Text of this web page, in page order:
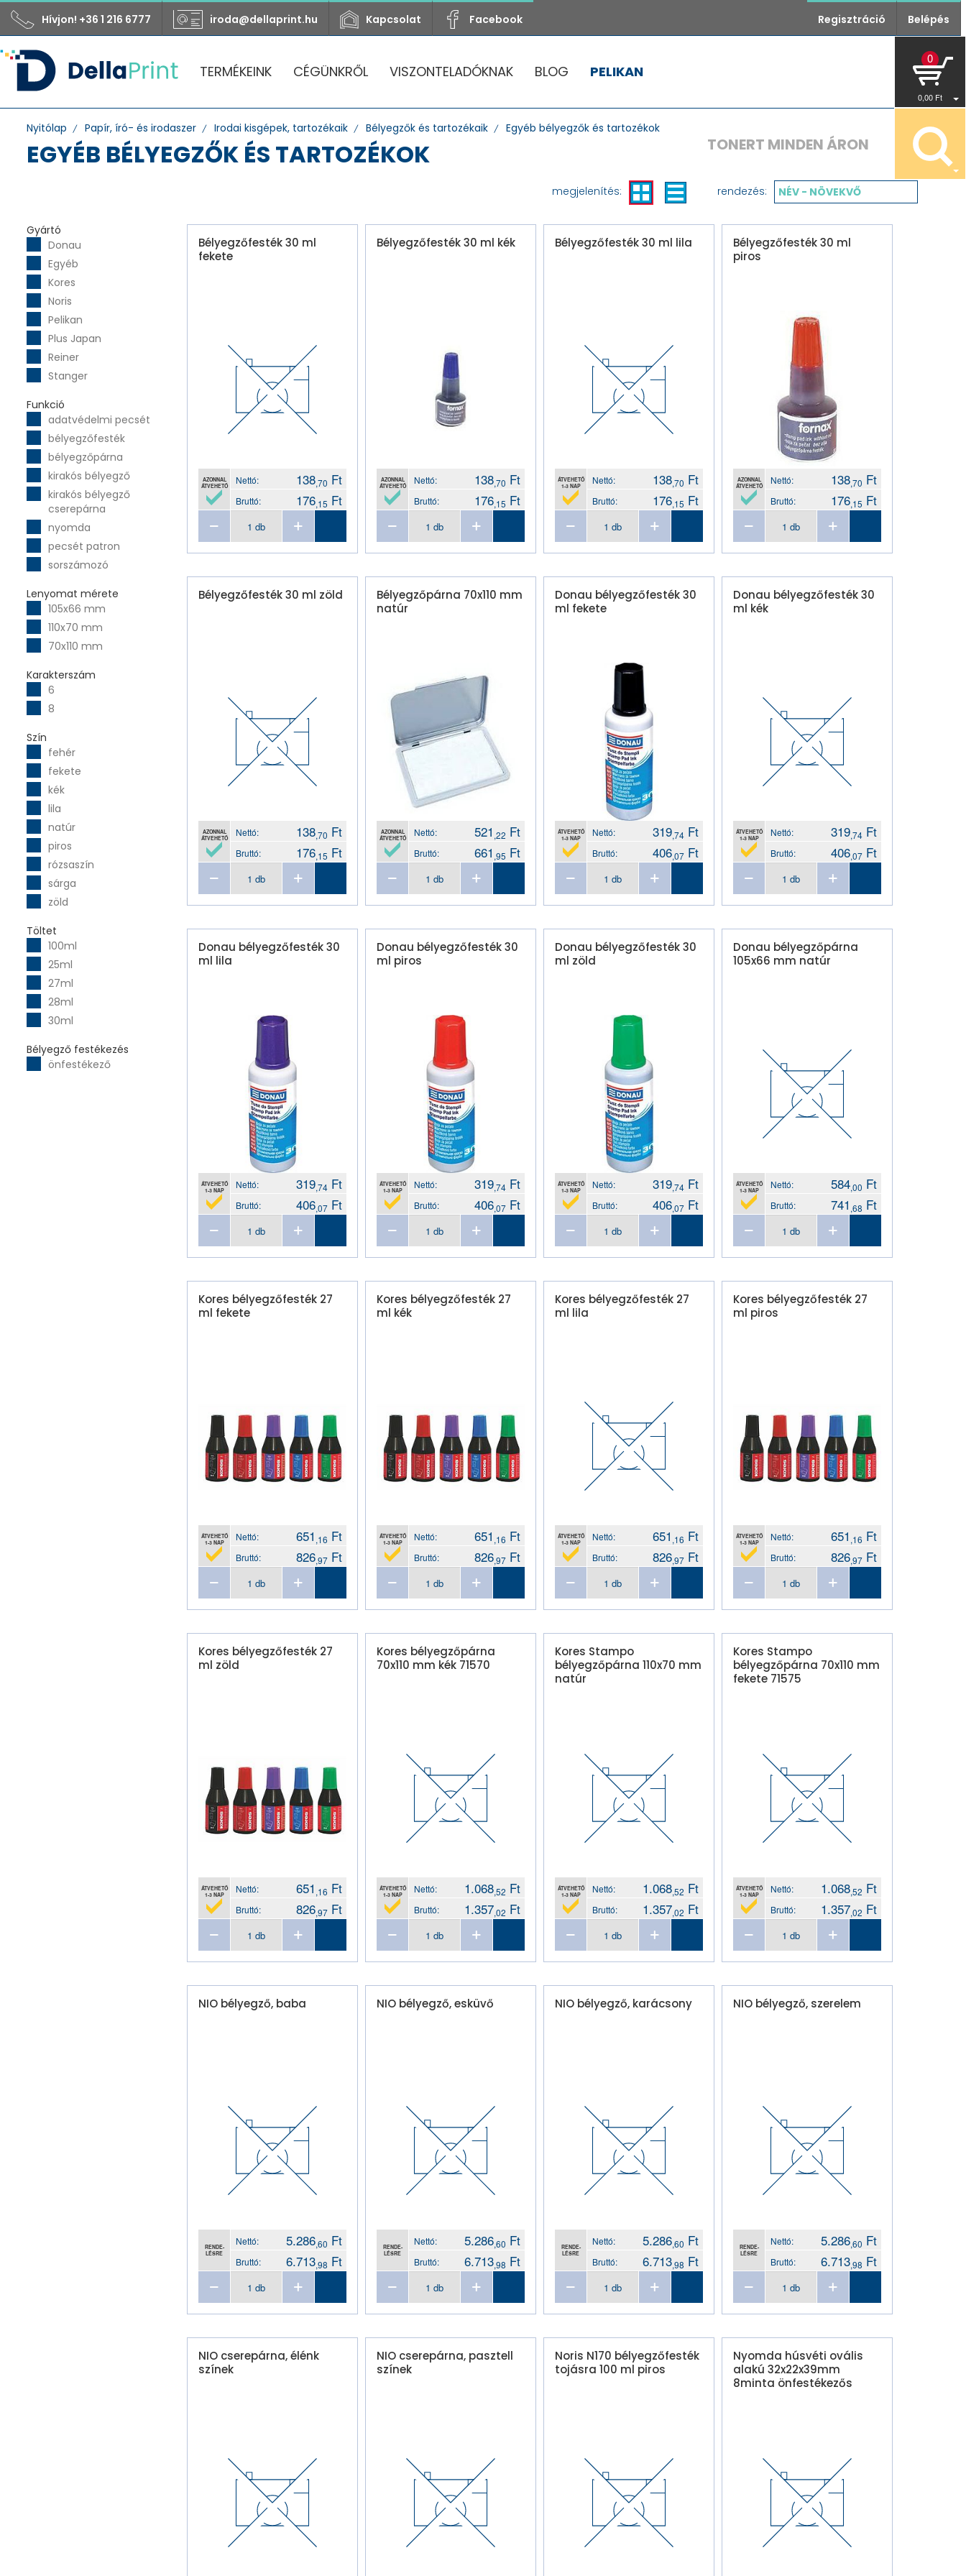
Hívjon! +36 1 216 6777 iroda@dellaprint.hu Kapcsolat Facebook Regisztráció Belépés
TERMÉKEINK CÉGÜNKRŐL VISZONTELADÓKNAK BLOG PELIKAN
0
0,00 Ft
TONERT MINDEN ÁRON
Nyitólap Papír, író- és irodaszer Irodai kisgépek, tartozékaik Bélyegzők és tartozékaik Egyéb bélyegzők és tartozékok
EGYÉB BÉLYEGZŐK ÉS TARTOZÉKOK
Gyártó
Donau
Egyéb
Kores
Noris
Pelikan
Plus Japan
Reiner
Stanger
Funkció
adatvédelmi pecsét
bélyegzőfesték
bélyegzőpárna
kirakós bélyegző
kirakós bélyegző
cserepárna
nyomda
pecsét patron
sorszámozó
Lenyomat mérete
105x66 mm
110x70 mm
70x110 mm
Karakterszám
6
8
Szín
fehér
fekete
kék
lila
natúr
piros
rózsaszín
sárga
zöld
Töltet
100ml
25ml
27ml
28ml
30ml
Bélyegző festékezés
önfestékező
rendezés: NÉV - NÖVEKVŐ
megjelenítés:
Bélyegzőfesték 30 ml
fekete
AZONNAL
ÁTVEHETŐ
Nettó: 138,70 Ft
Bruttó: 176,15 Ft
Bélyegzőfesték 30 ml kék
AZONNAL
ÁTVEHETŐ
Nettó: 138,70 Ft
Bruttó: 176,15 Ft
Bélyegzőfesték 30 ml lila
ÁTVEHETŐ
1-3 NAP
Nettó: 138,70 Ft
Bruttó: 176,15 Ft
Bélyegzőfesték 30 ml
piros
AZONNAL
ÁTVEHETŐ
Nettó: 138,70 Ft
Bruttó: 176,15 Ft
Bélyegzőfesték 30 ml zöld
AZONNAL
ÁTVEHETŐ
Nettó: 138,70 Ft
Bruttó: 176,15 Ft
Bélyegzőpárna 70x110 mm
natúr
AZONNAL
ÁTVEHETŐ
Nettó: 521 ,22 Ft
Bruttó: 661 ,95 Ft
Donau bélyegzőfesték 30
ml fekete
ÁTVEHETŐ
1-3 NAP
Nettó: 319,74 Ft
Bruttó: 406,07 Ft
Donau bélyegzőfesték 30
ml kék
ÁTVEHETŐ
1-3 NAP
Nettó: 319,74 Ft
Bruttó: 406,07 Ft
Donau bélyegzőfesték 30
ml lila
ÁTVEHETŐ
1-3 NAP
Nettó: 319,74 Ft
Bruttó: 406,07 Ft
Donau bélyegzőfesték 30
ml piros
ÁTVEHETŐ
1-3 NAP
Nettó: 319,74 Ft
Bruttó: 406,07 Ft
Donau bélyegzőfesték 30
ml zöld
ÁTVEHETŐ
1-3 NAP
Nettó: 319,74 Ft
Bruttó: 406,07 Ft
Donau bélyegzőpárna
105x66 mm natúr
ÁTVEHETŐ
1-3 NAP
Nettó: 584,00 Ft
Bruttó: 741 ,68 Ft
Kores bélyegzőfesték 27
ml fekete
ÁTVEHETŐ
1-3 NAP
Nettó: 651 ,16 Ft
Bruttó: 826,97 Ft
Kores bélyegzőfesték 27
ml kék
ÁTVEHETŐ
1-3 NAP
Nettó: 651 ,16 Ft
Bruttó: 826,97 Ft
Kores bélyegzőfesték 27
ml lila
ÁTVEHETŐ
1-3 NAP
Nettó: 651 ,16 Ft
Bruttó: 826,97 Ft
Kores bélyegzőfesték 27
ml piros
ÁTVEHETŐ
1-3 NAP
Nettó: 651 ,16 Ft
Bruttó: 826,97 Ft
Kores bélyegzőfesték 27
ml zöld
ÁTVEHETŐ
1-3 NAP
Nettó: 651 ,16 Ft
Bruttó: 826,97 Ft
Kores bélyegzőpárna
70x110 mm kék 71570
ÁTVEHETŐ
1-3 NAP
Nettó: 1.068,52 Ft
Bruttó: 1.357,02 Ft
Kores Stampo
bélyegzőpárna 110x70 mm
natúr
ÁTVEHETŐ
1-3 NAP
Nettó: 1.068,52 Ft
Bruttó: 1.357,02 Ft
Kores Stampo
bélyegzőpárna 70x110 mm
fekete 71575
ÁTVEHETŐ
1-3 NAP
Nettó: 1.068,52 Ft
Bruttó: 1.357,02 Ft
NIO bélyegző, baba
RENDE-
LÉSRE
Nettó: 5.286,60 Ft
Bruttó: 6.713,98 Ft
NIO bélyegző, esküvő
RENDE-
LÉSRE
Nettó: 5.286,60 Ft
Bruttó: 6.713,98 Ft
NIO bélyegző, karácsony
RENDE-
LÉSRE
Nettó: 5.286,60 Ft
Bruttó: 6.713,98 Ft
NIO bélyegző, szerelem
RENDE-
LÉSRE
Nettó: 5.286,60 Ft
Bruttó: 6.713,98 Ft
NIO cserepárna, élénk
színek
NIO cserepárna, pasztell
színek
Noris N170 bélyegzőfesték
tojásra 100 ml piros
Nyomda húsvéti ovális
alakú 32x22x39mm
8minta önfestékezős